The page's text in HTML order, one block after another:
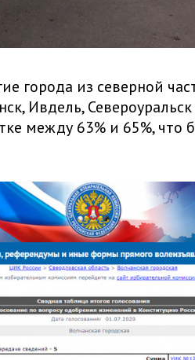
города из северной
Ивдель,
между 63% и 65%, что